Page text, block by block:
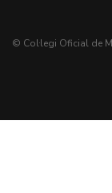
© Col·legi Oficial de